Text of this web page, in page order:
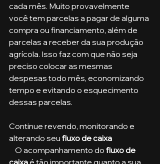
cada mês. Muito provavelmente
você tem parcelas a pagar de alguma
compra ou financiamento, além de
parcelas a receber da sua produção
agrícola. Isso faz com que não seja
preciso colocar as mesmas
despesas todo mês, economizando
tempo e evitando o esquecimento
dessas parcelas.
Continue revendo, monitorando e
alterando seu fluxo de caixa
    O acompanhamento do
fluxo de